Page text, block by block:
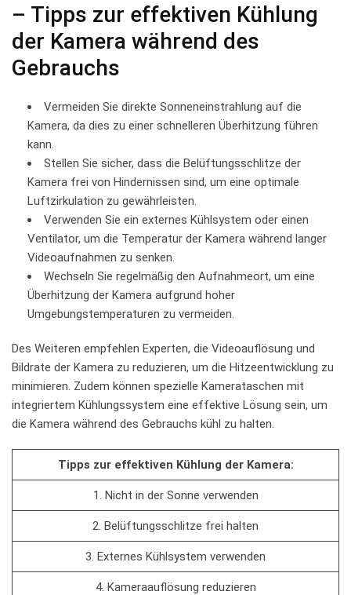
– ⁤Tipps zur effektiven Kühlung
der Kamera während des
Gebrauchs
Vermeiden Sie direkte Sonneneinstrahlung auf⁢ die
Kamera, ⁢da dies ​zu einer schnelleren Überhitzung ⁤führen
kann.
Stellen Sie sicher, dass die Belüftungsschlitze‌ der
Kamera frei von Hindernissen sind, um eine optimale
Luftzirkulation zu gewährleisten.
Verwenden Sie ein externes ⁢Kühlsystem oder‍ einen
Ventilator, um ‍die Temperatur ⁣der Kamera ‌während langer
Videoaufnahmen zu senken.
Wechseln Sie regelmäßig den Aufnahmeort,⁢ um eine
Überhitzung ⁢der Kamera aufgrund ⁣hoher
Umgebungstemperaturen zu vermeiden.
Des Weiteren empfehlen Experten, die Videoauflösung und
Bildrate der Kamera ‍zu⁣ reduzieren, um die Hitzeentwicklung zu
minimieren. Zudem können spezielle Kamerataschen mit​
integriertem⁢ Kühlungssystem eine⁣ effektive ⁤Lösung sein, um
die Kamera ‍während des Gebrauchs ⁢kühl zu ⁣halten.
Tipps zur⁢ effektiven ‌Kühlung der Kamera:
1. Nicht in der Sonne verwenden
2. Belüftungsschlitze frei ⁤halten
3. Externes ‍Kühlsystem‍ verwenden
4. ​Kameraauflösung reduzieren